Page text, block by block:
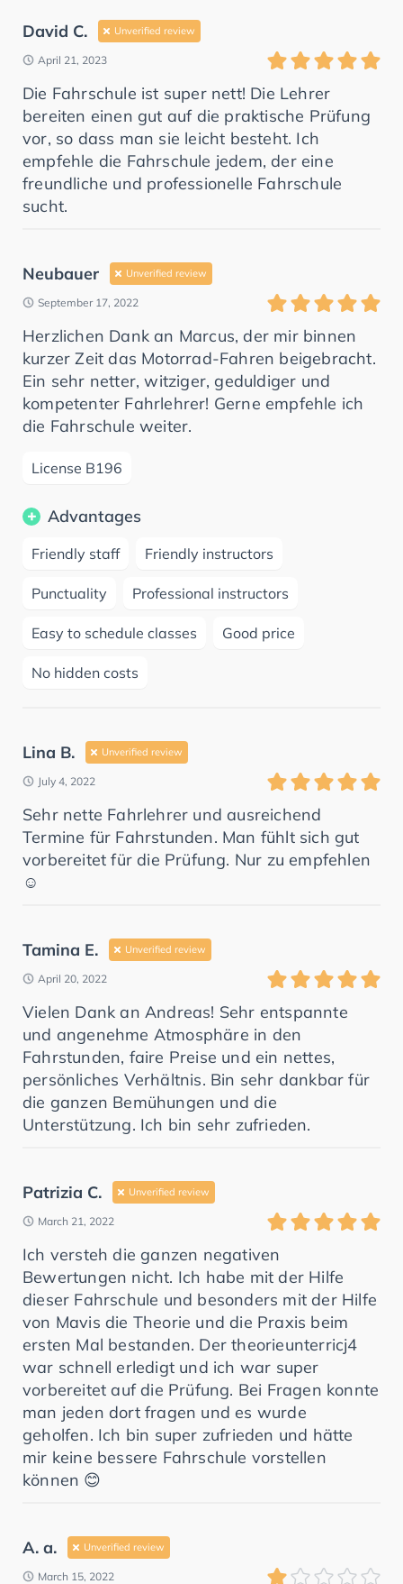
David C. Unverified review
April 21, 2023
Die Fahrschule ist super nett! Die Lehrer
bereiten einen gut auf die praktische Prüfung
vor, so dass man sie leicht besteht. Ich
empfehle die Fahrschule jedem, der eine
freundliche und professionelle Fahrschule
sucht.
Neubauer Unverified review
September 17, 2022
Herzlichen Dank an Marcus, der mir binnen
kurzer Zeit das Motorrad-Fahren beigebracht.
Ein sehr netter, witziger, geduldiger und
kompetenter Fahrlehrer! Gerne empfehle ich
die Fahrschule weiter.
License B196
Advantages
Friendly staff Friendly instructors
Punctuality Professional instructors
Easy to schedule classes Good price
No hidden costs
Lina B. Unverified review
July 4, 2022
Sehr nette Fahrlehrer und ausreichend
Termine für Fahrstunden. Man fühlt sich gut
vorbereitet für die Prüfung. Nur zu empfehlen
☺️
Tamina E. Unverified review
April 20, 2022
Vielen Dank an Andreas! Sehr entspannte
und angenehme Atmosphäre in den
Fahrstunden, faire Preise und ein nettes,
persönliches Verhältnis. Bin sehr dankbar für
die ganzen Bemühungen und die
Unterstützung. Ich bin sehr zufrieden.
Patrizia C. Unverified review
March 21, 2022
Ich versteh die ganzen negativen
Bewertungen nicht. Ich habe mit der Hilfe
dieser Fahrschule und besonders mit der Hilfe
von Mavis die Theorie und die Praxis beim
ersten Mal bestanden. Der theorieunterricj4
war schnell erledigt und ich war super
vorbereitet auf die Prüfung. Bei Fragen konnte
man jeden dort fragen und es wurde
geholfen. Ich bin super zufrieden und hätte
mir keine bessere Fahrschule vorstellen
können 😊
A. a. Unverified review
March 15, 2022